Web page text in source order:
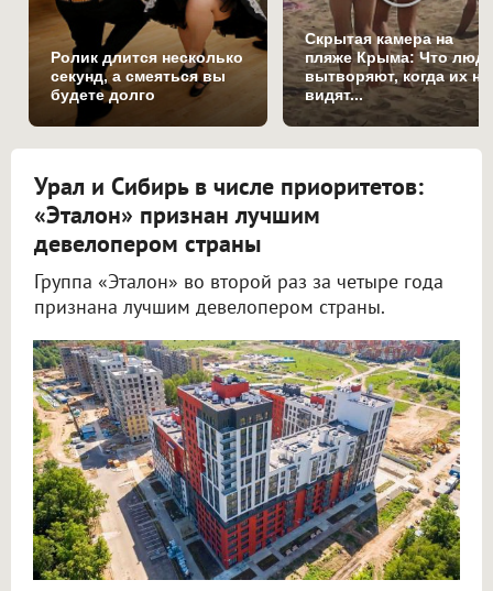
Ролик длится несколько
секунд, а смеяться вы
будете долго
Скрытая камера на
пляже Крыма: Что
вытворяют, когда их не
видят...
Урал и Сибирь в числе приоритетов:
«Эталон» признан лучшим
девелопером страны
Группа «Эталон» во второй раз за четыре года
признана лучшим девелопером страны.